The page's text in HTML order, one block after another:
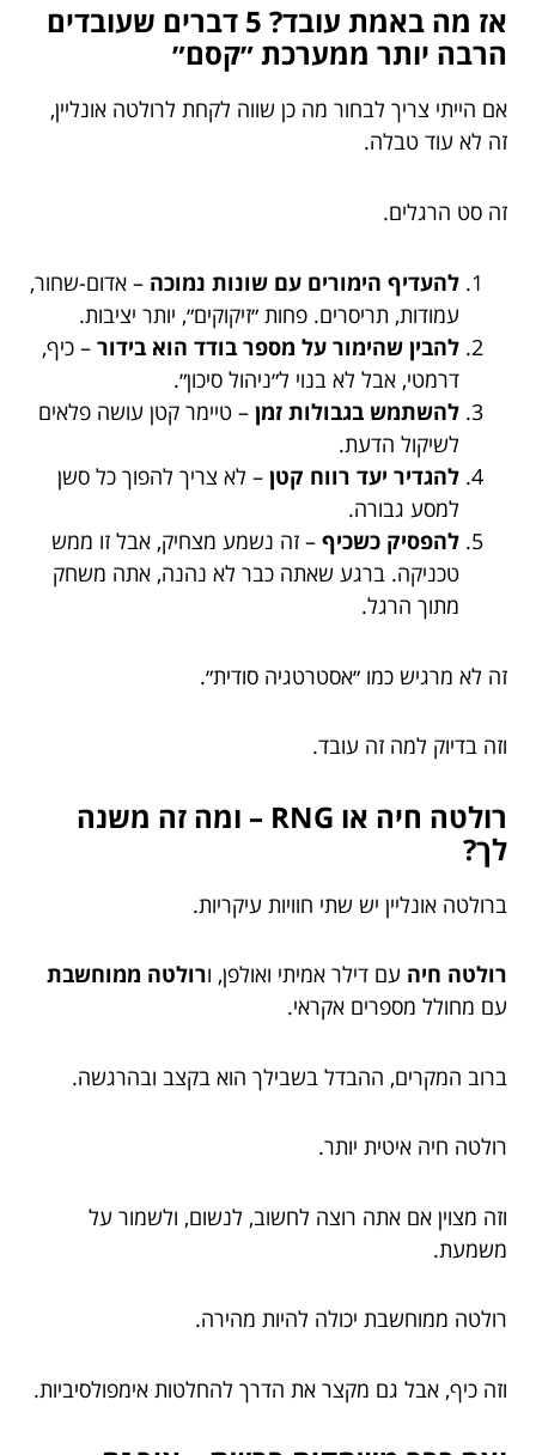
אז מה באמת עובד? 5 דברים שעובדים
הרבה יותר ממערכת ״קסם״
אם הייתי צריך לבחור מה כן שווה לקחת לרולטה אונליין,
זה לא עוד טבלה.
זה סט הרגלים.
להעדיף הימורים עם שונות נמוכה – אדום-שחור,
עמודות, תריסרים. פחות ״זיקוקים״, יותר יציבות.
להבין שהימור על מספר בודד הוא בידור – כיף,
דרמטי, אבל לא בנוי ל״ניהול סיכון״.
להשתמש בגבולות זמן – טיימר קטן עושה פלאים
לשיקול הדעת.
להגדיר יעד רווח קטן – לא צריך להפוך כל סשן
למסע גבורה.
להפסיק כשכיף – זה נשמע מצחיק, אבל זו ממש
טכניקה. ברגע שאתה כבר לא נהנה, אתה משחק
מתוך הרגל.
זה לא מרגיש כמו ״אסטרטגיה סודית״.
וזה בדיוק למה זה עובד.
רולטה חיה או RNG – ומה זה משנה
לך?
ברולטה אונליין יש שתי חוויות עיקריות.
רולטה חיה עם דילר אמיתי ואולפן, ורולטה ממוחשבת
עם מחולל מספרים אקראי.
ברוב המקרים, ההבדל בשבילך הוא בקצב ובהרגשה.
רולטה חיה איטית יותר.
וזה מצוין אם אתה רוצה לחשוב, לנשום, ולשמור על
משמעת.
רולטה ממוחשבת יכולה להיות מהירה.
וזה כיף, אבל גם מקצר את הדרך להחלטות אימפולסיביות.